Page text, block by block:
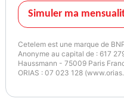
Simuler ma
Cetelem est une marque de
Anonyme au capital de : 617
Haussmann - 75009 Paris
ORIAS : 07 023 128